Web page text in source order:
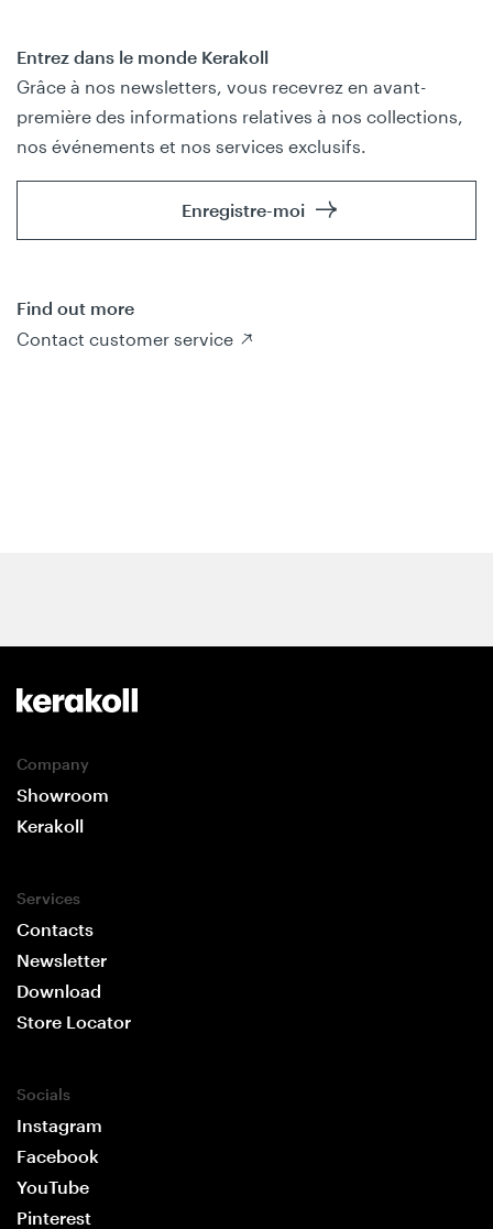
Entrez dans le monde Kerakoll
Grâce à nos newsletters, vous recevrez en avant-
première des informations relatives à nos collections,
nos événements et nos services exclusifs.
Enregistre-moi
Find out more
Contact customer service
Company
Showroom
Kerakoll
Services
Contacts
Newsletter
Download
Store Locator
Socials
Instagram
Facebook
YouTube
Pinterest